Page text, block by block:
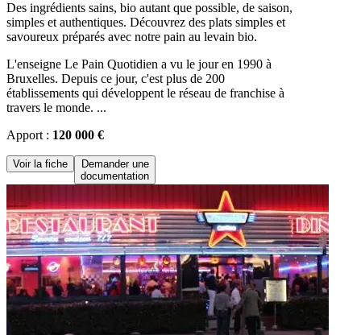
Des ingrédients sains, bio autant que possible, de saison,
simples et authentiques. Découvrez des plats simples et
savoureux préparés avec notre pain au levain bio.
L'enseigne Le Pain Quotidien a vu le jour en 1990 à
Bruxelles. Depuis ce jour, c'est plus de 200
établissements qui développent le réseau de franchise à
travers le monde. ...
Apport : 120 000 €
Voir la fiche
Demander une
documentation